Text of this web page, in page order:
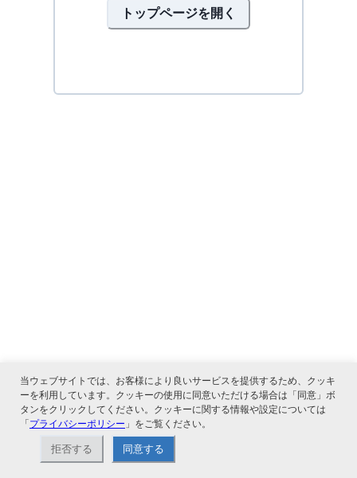
トップページを開く
当ウェブサイトでは、お客様により良いサービスを提供するため、クッキ
ーを利用しています。クッキーの使用に同意いただける場合は「同意」ボ
タンをクリックしてください。クッキーに関する情報や設定については
「プライバシーポリシー 」をご覧ください。
拒否する 同意する